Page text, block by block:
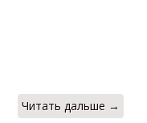
Читать дальше →